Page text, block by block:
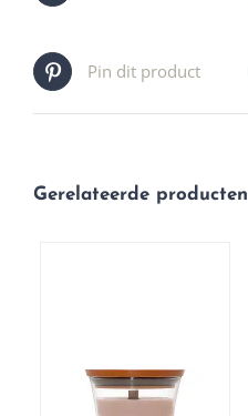
Pin dit product
Gerelateerde producten